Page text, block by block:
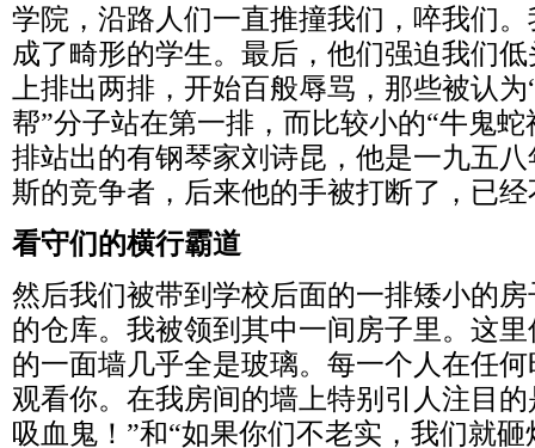
学院，沿路人们一直推撞我们，啐我们
成了畸形的学生。最后，他们强迫我们
上排出两排，开始百般辱骂，那些被认
帮”分子站在第一排，而比较小的“牛鬼
排站出的有钢琴家刘诗昆，他是一九五
斯的竞争者，后来他的手被打断了，已
看守们的横行霸道
然后我们被带到学校后面的一排矮小的
的仓库。我被领到其中一间房子里。这
的一面墙几乎全是玻璃。每一个人在任
观看你。在我房间的墙上特别引人注目
吸血鬼！”和“如果你们不老实，我们就